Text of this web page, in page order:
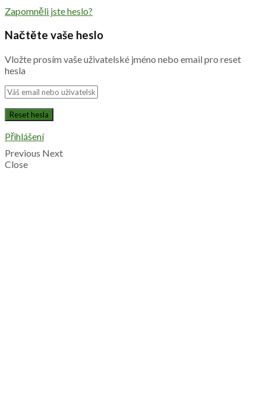
Zapomněli jste heslo?
Načtěte vaše heslo
Vložte prosím vaše uživatelské jméno nebo email pro reset
hesla
Přihlášení
Previous Next
Close